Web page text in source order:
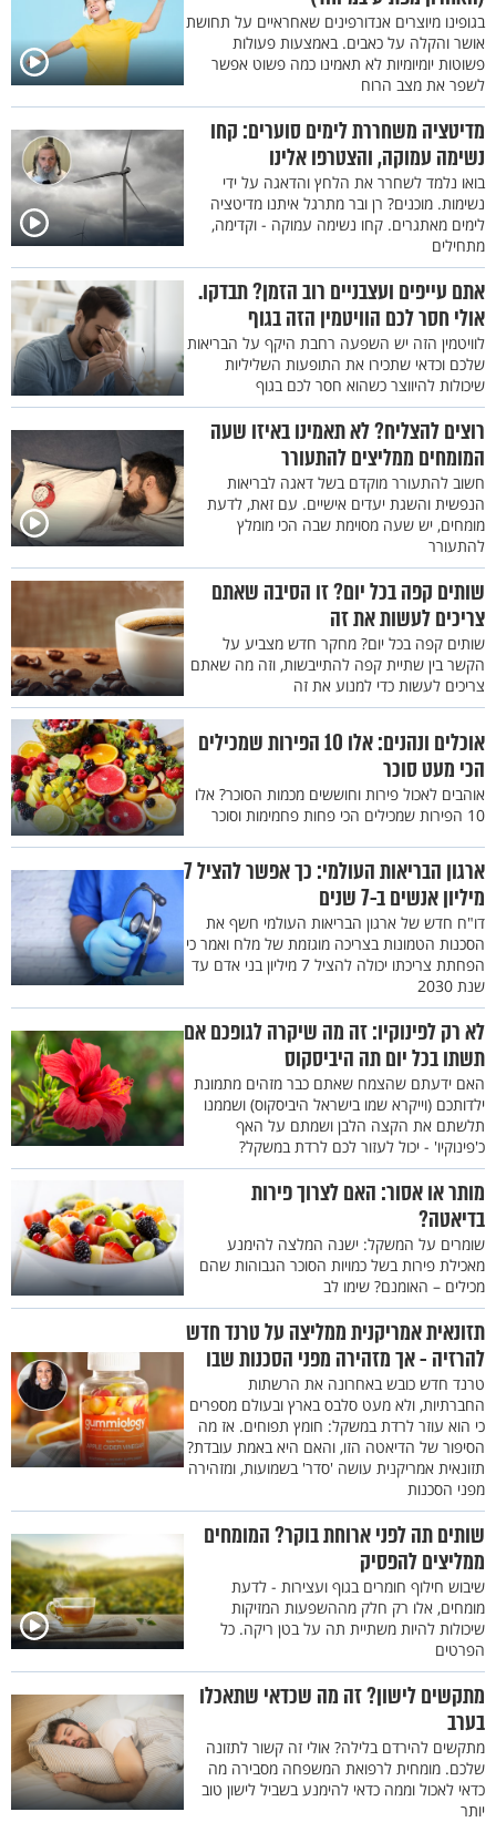
בגופינו מיוצרים אנדורפינים שאחראיים על תחושת
אושר והקלה על כאבים. באמצעות פעולות
פשוטות יומיומיות לא תאמינו כמה פשוט אפשר
לשפר את מצב הרוח
מדיטציה משחררת לימים סוערים: קחו
נשימה עמוקה, והצטרפו אלינו
בואו נלמד לשחרר את הלחץ והדאגה על ידי
נשימות. מוכנים? רן ובר מתרגל איתנו מדיטציה
לימים מאתגרים. קחו נשימה עמוקה - וקדימה,
מתחילים
אתם עייפים ועצבניים רוב הזמן? תבדקו.
אולי חסר לכם הוויטמין הזה בגוף
לוויטמין הזה יש השפעה רחבת היקף על הבריאות
שלכם וכדאי שתכירו את התופעות השליליות
שיכולות להיווצר כשהוא חסר לכם בגוף
רוצים להצליח? לא תאמינו באיזו שעה
המומחים ממליצים להתעורר
חשוב להתעורר מוקדם בשל דאגה לבריאות
הנפשית והשגת יעדים אישיים. עם זאת, לדעת
מומחים, יש שעה מסוימת שבה הכי מומלץ
להתעורר
שותים קפה בכל יום? זו הסיבה שאתם
צריכים לעשות את זה
שותים קפה בכל יום? מחקר חדש מצביע על
הקשר בין שתיית קפה להתייבשות, וזה מה שאתם
צריכים לעשות כדי למנוע את זה
אוכלים ונהנים: אלו 10 הפירות שמכילים
הכי מעט סוכר
אוהבים לאכול פירות וחוששים מכמות הסוכר? אלו
10 הפירות שמכילים הכי פחות פחמימות וסוכר
ארגון הבריאות העולמי: כך אפשר להציל 7
מיליון אנשים ב-7 שנים
דו"ח חדש של ארגון הבריאות העולמי חשף את
הסכנות הטמונות בצריכה מוגזמת של מלח ואמר כי
הפחתת צריכתו יכולה להציל 7 מיליון בני אדם עד
שנת 2030
לא רק לפינוקיו: זה מה שיקרה לגופכם אם
תשתו בכל יום תה היביסקוס
האם ידעתם שהצמח שאתם כבר מזהים מתמונת
ילדותכם (וייקרא שמו בישראל היביסקוס) ושממנו
תלשתם את הקצה הלבן ושמתם על האף
כ'פינוקיו' - יכול לעזור לכם לרדת במשקל?
מותר או אסור: האם לצרוך פירות
בדיאטה?
שומרים על המשקל: ישנה המלצה להימנע
מאכילת פירות בשל כמויות הסוכר הגבוהות שהם
מכילים – האומנם? שימו לב
תזונאית אמריקנית ממליצה על טרנד חדש
להרזיה - אך מזהירה מפני הסכנות שבו
טרנד חדש כובש באחרונה את הרשתות
החברתיות, ולא מעט סלבס בארץ ובעולם מספרים
כי הוא עוזר לרדת במשקל: חומץ תפוחים. אז מה
הסיפור של הדיאטה הזו, והאם היא באמת עובדת?
תזונאית אמריקנית עושה 'סדר' בשמועות, ומזהירה
מפני הסכנות
שותים תה לפני ארוחת בוקר? המומחים
ממליצים להפסיק
שיבוש חילוף חומרים בגוף ועצירות - לדעת
מומחים, אלו רק חלק מההשפעות המזיקות
שיכולות להיות משתיית תה על בטן ריקה. כל
הפרטים
מתקשים לישון? זה מה שכדאי שתאכלו
בערב
מתקשים להירדם בלילה? אולי זה קשור לתזונה
שלכם. מומחית לרפואת המשפחה מסבירה מה
כדאי לאכול וממה כדאי להימנע בשביל לישון טוב
יותר